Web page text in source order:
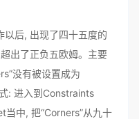
以后, 出现了四十五度的
出了正负五欧姆。主要
没有被设置成为
: 进入到Constraints
中, 把“Corners”从九十